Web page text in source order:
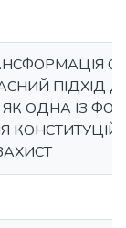
ПІДХІД
ОДНА ІЗ